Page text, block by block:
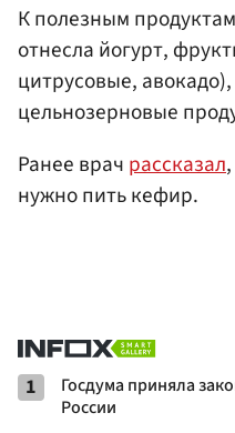
К полезным
отнесла йогурт,
цитрусовые,
цельнозерновые
Ранее врач рассказал
нужно пить кефир.
1
Госдума приняла
России